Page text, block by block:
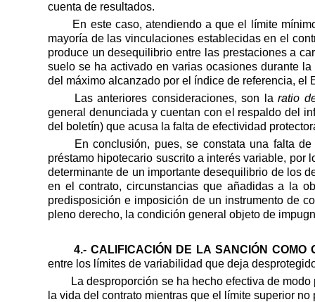
cuenta de resultados.
En este caso, atendiendo a que el límite
mayoría de las vinculaciones establecidas en el
produce un desequilibrio entre las prestaciones a
suelo se ha activado en varias ocasiones durante
del máximo alcanzado por el índice de referencia, el
Las anteriores consideraciones, son laratio
general denunciada y cuentan con el respaldo del
del boletín) que acusa la falta de efectividad
En conclusión, pues, se constata una falta
préstamo hipotecario suscrito a interés variable, por
determinante de un importante desequilibrio de los
en el contrato, circunstancias que añadidas a la
predisposición e imposición de un instrumento de
pleno derecho, la condición general objeto de
4.- CALIFICACIÓN DE LA SANCIÓN COMO
entre los límites de variabilidad que deja
La desproporción se ha hecho efectiva de
la vida del contrato mientras que el límite superior